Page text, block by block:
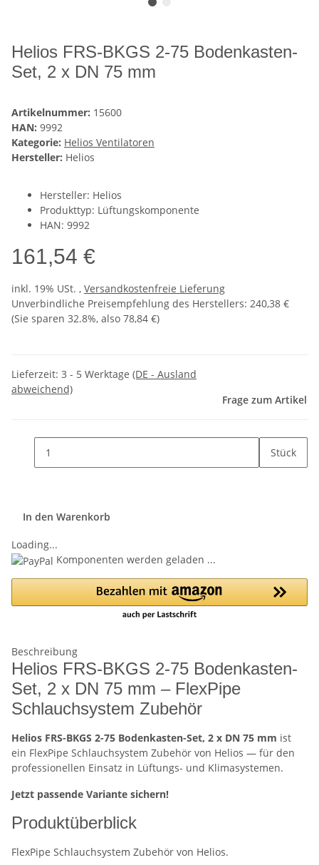
Helios FRS-BKGS 2-75 Bodenkasten-
Set, 2 x DN 75 mm
Artikelnummer: 15600
HAN: 9992
Kategorie: Helios Ventilatoren
Hersteller: Helios
Hersteller: Helios
Produkttyp: Lüftungskomponente
HAN: 9992
161,54 €
inkl. 19% USt. , Versandkostenfreie Lieferung
Unverbindliche Preisempfehlung des Herstellers: 240,38 €
(Sie sparen 32.8%, also 78,84 €)
Lieferzeit: 3 - 5 Werktage (DE - Ausland
abweichend)
Frage zum Artikel
Stück
In den Warenkorb
Loading...
Komponenten werden geladen ...
Beschreibung
Helios FRS-BKGS 2-75 Bodenkasten-
Set, 2 x DN 75 mm – FlexPipe
Schlauchsystem Zubehör
Helios FRS-BKGS 2-75 Bodenkasten-Set, 2 x DN 75 mm ist
ein FlexPipe Schlauchsystem Zubehör von Helios — für den
professionellen Einsatz in Lüftungs- und Klimasystemen.
Jetzt passende Variante sichern!
Produktüberblick
FlexPipe Schlauchsystem Zubehör von Helios.